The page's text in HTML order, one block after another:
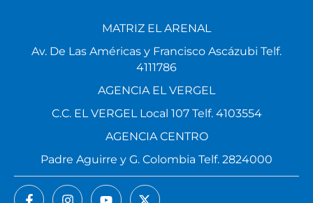
MATRIZ EL ARENAL
Av. De Las Américas y Francisco Ascázubi Telf.
4111786
AGENCIA EL VERGEL
C.C. EL VERGEL Local 107 Telf. 4103554
AGENCIA CENTRO
Padre Aguirre y G. Colombia Telf. 2824000